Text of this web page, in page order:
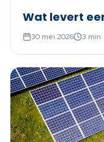
Wat levert
30 mei 2026 3 min